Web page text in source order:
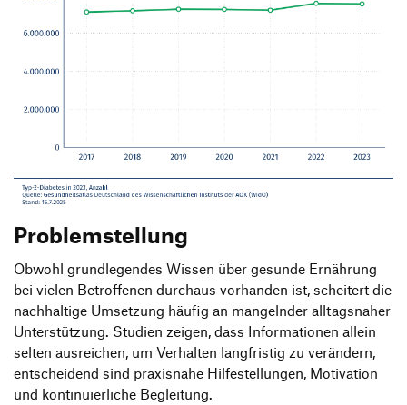
Problemstellung
Obwohl grundlegendes Wissen über gesunde Ernährung
bei vielen Betroffenen durchaus vorhanden ist, scheitert die
nachhaltige Umsetzung häufig an mangelnder alltagsnaher
Unterstützung. Studien zeigen, dass Informationen allein
selten ausreichen, um Verhalten langfristig zu verändern,
entscheidend sind praxisnahe Hilfestellungen, Motivation
und kontinuierliche Begleitung.